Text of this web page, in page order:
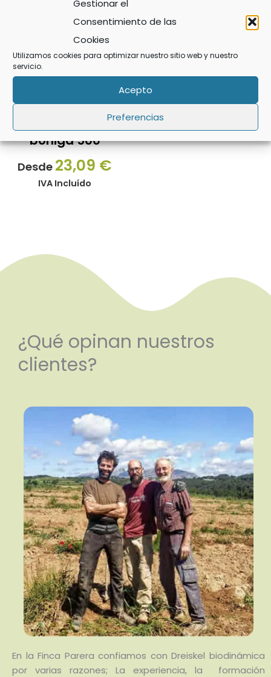
Gestionar el
Consentimiento de las
Cookies
Utilizamos cookies para optimizar nuestro sitio web y nuestro
servicio.
Acepto
Preferencias
Preparado de
boñiga 500
Desde 23,09 €
IVA Incluído
tiene
múltiples
variantes.
Las
opciones
pueden
elegir
en
la
¿Qué opinan nuestros
clientes?
En la Finca Parera confiamos con Dreiskel biodinámica
por varias razones; La experiencia, la formación